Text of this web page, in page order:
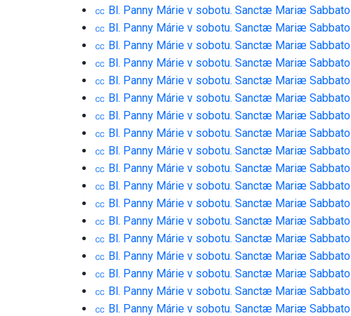
㏄ Bl. Panny Márie v sobotu. Sanctæ Mariæ Sabbato
㏄ Bl. Panny Márie v sobotu. Sanctæ Mariæ Sabbato
㏄ Bl. Panny Márie v sobotu. Sanctæ Mariæ Sabbato
㏄ Bl. Panny Márie v sobotu. Sanctæ Mariæ Sabbato
㏄ Bl. Panny Márie v sobotu. Sanctæ Mariæ Sabbato
㏄ Bl. Panny Márie v sobotu. Sanctæ Mariæ Sabbato
㏄ Bl. Panny Márie v sobotu. Sanctæ Mariæ Sabbato
㏄ Bl. Panny Márie v sobotu. Sanctæ Mariæ Sabbato
㏄ Bl. Panny Márie v sobotu. Sanctæ Mariæ Sabbato
㏄ Bl. Panny Márie v sobotu. Sanctæ Mariæ Sabbato
㏄ Bl. Panny Márie v sobotu. Sanctæ Mariæ Sabbato
㏄ Bl. Panny Márie v sobotu. Sanctæ Mariæ Sabbato
㏄ Bl. Panny Márie v sobotu. Sanctæ Mariæ Sabbato
㏄ Bl. Panny Márie v sobotu. Sanctæ Mariæ Sabbato
㏄ Bl. Panny Márie v sobotu. Sanctæ Mariæ Sabbato
㏄ Bl. Panny Márie v sobotu. Sanctæ Mariæ Sabbato
㏄ Bl. Panny Márie v sobotu. Sanctæ Mariæ Sabbato
㏄ Bl. Panny Márie v sobotu. Sanctæ Mariæ Sabbato